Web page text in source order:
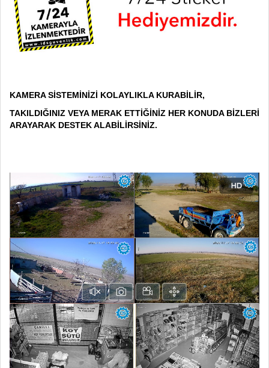
KAMERA SİSTEMİNİZİ KOLAYLIKLA KURABİLİR,
TAKILDIĞINIZ VEYA MERAK ETTİĞİNİZ HER KONUDA BİZLERİ
ARAYARAK DESTEK ALABİLİRSİNİZ.